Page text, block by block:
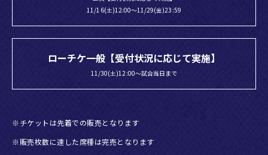
11/16(土)12:00～11/29(金)23:59
ローチケ一般【受付状況に応じて実施】
11/30(土)12:00～試合当日まで
※チケットは先着での販売となります
※販売枚数に達した席種は完売となります